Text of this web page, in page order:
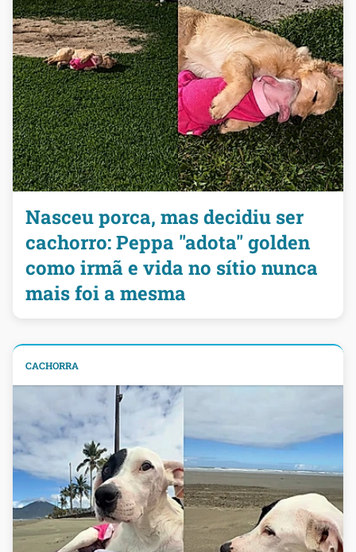
Nasceu porca, mas decidiu ser
cachorro: Peppa "adota" golden
como irmã e vida no sítio nunca
mais foi a mesma
CACHORRA